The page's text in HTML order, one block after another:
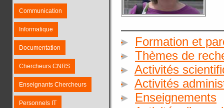
Communication
Informatique
Documentation
Chercheurs CNRS
Enseignants Chercheurs
Personnels IT
Formation et
Thèmes de
Activités
Activités
Enseignements